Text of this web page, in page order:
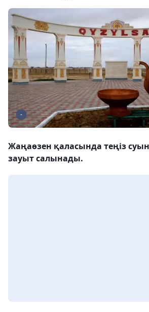
-
Жаңаөзен қаласында теңіз
зауыт салынады.